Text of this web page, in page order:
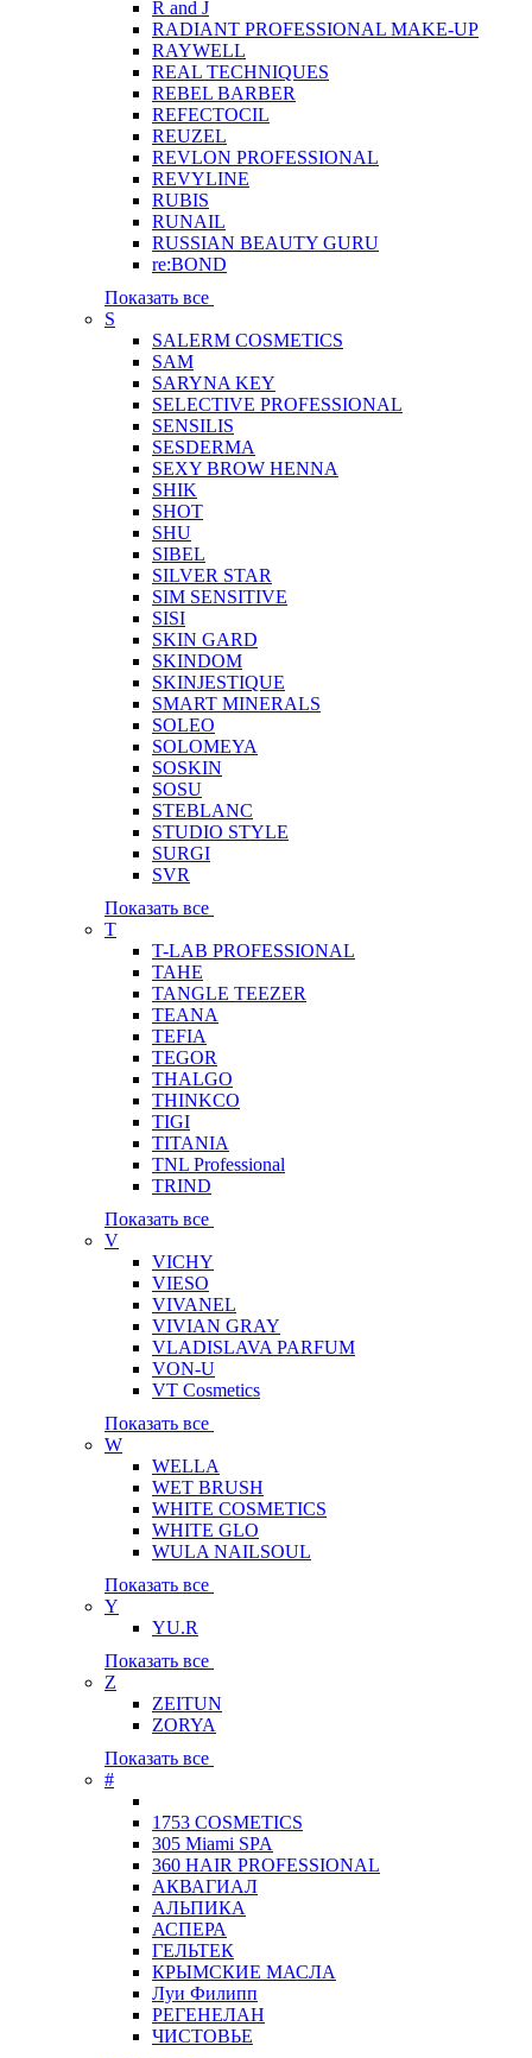
R and J
RADIANT PROFESSIONAL MAKE-UP
RAYWELL
REAL TECHNIQUES
REBEL BARBER
REFECTOCIL
REUZEL
REVLON PROFESSIONAL
REVYLINE
RUBIS
RUNAIL
RUSSIAN BEAUTY GURU
re:BOND
Показать все
S
SALERM COSMETICS
SAM
SARYNA KEY
SELECTIVE PROFESSIONAL
SENSILIS
SESDERMA
SEXY BROW HENNA
SHIK
SHOT
SHU
SIBEL
SILVER STAR
SIM SENSITIVE
SISI
SKIN GARD
SKINDOM
SKINJESTIQUE
SMART MINERALS
SOLEO
SOLOMEYA
SOSKIN
SOSU
STEBLANC
STUDIO STYLE
SURGI
SVR
Показать все
T
T-LAB PROFESSIONAL
TAHE
TANGLE TEEZER
TEANA
TEFIA
TEGOR
THALGO
THINKCO
TIGI
TITANIA
TNL Professional
TRIND
Показать все
V
VICHY
VIESO
VIVANEL
VIVIAN GRAY
VLADISLAVA PARFUM
VON-U
VT Cosmetics
Показать все
W
WELLA
WET BRUSH
WHITE COSMETICS
WHITE GLO
WULA NAILSOUL
Показать все
Y
YU.R
Показать все
Z
ZEITUN
ZORYA
Показать все
#
1753 COSMETICS
305 Miami SPA
360 HAIR PROFESSIONAL
АКВАГИАЛ
АЛЬПИКА
АСПЕРА
ГЕЛЬТЕК
КРЫМСКИЕ МАСЛА
Луи Филипп
РЕГЕНЕЛАН
ЧИСТОВЬЕ